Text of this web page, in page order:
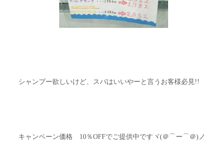
シャンプー欲しいけど、スパはいいやーと言うお客様必見!!
キャンペーン価格 10％OFFでご提供中ですヾ(＠⌒ー⌒＠)ノ